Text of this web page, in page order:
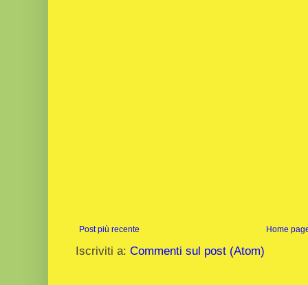
Post più recente Home
Iscriviti a: Commenti sul post (Atom)